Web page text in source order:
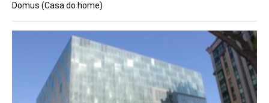
Domus (Casa do home)